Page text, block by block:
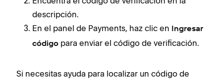
descripción.
En el panel de Payments, haz clic en
Ingresar
código para enviar el código de verificación.
Si necesitas ayuda para localizar un código de